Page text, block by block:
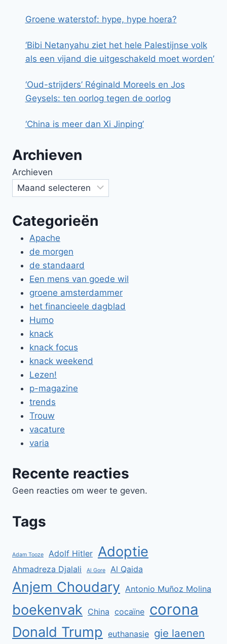
Groene waterstof: hype, hype hoera?
‘Bibi Netanyahu ziet het hele Palestijnse volk
als een vijand die uitgeschakeld moet worden’
‘Oud-strijders’ Réginald Moreels en Jos
Geysels: ten oorlog tegen de oorlog
‘China is meer dan Xi Jinping’
Archieven
Archieven
Categorieën
Apache
de morgen
de standaard
Een mens van goede wil
groene amsterdammer
het financieele dagblad
Humo
knack
knack focus
knack weekend
Lezen!
p-magazine
trends
Trouw
vacature
varia
Recente reacties
Geen reacties om weer te geven.
Tags
Adam Tooze Adolf Hitler Adoptie
Ahmadreza Djalali Al Gore Al Qaida
Anjem Choudary Antonio Muñoz Molina
boekenvak China cocaïne corona
Donald Trump euthanasie gie laenen